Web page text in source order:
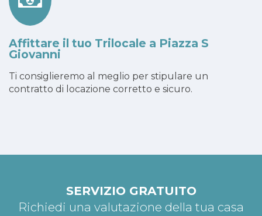
Affittare il tuo Trilocale a Piazza S
Giovanni
Ti consiglieremo al meglio per stipulare un
contratto di locazione corretto e sicuro.
SERVIZIO GRATUITO
Richiedi una valutazione della tua casa